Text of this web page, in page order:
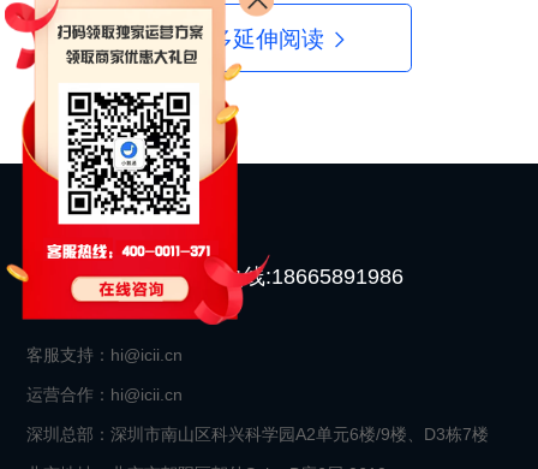
更多延伸阅读
400-0011-371
开店直通热线:18665891986
周一至周日 9:00-21:30
客服支持：hi@icii.cn
运营合作：hi@icii.cn
深圳总部：深圳市南山区科兴科学园A2单元6楼/9楼、D3栋7楼